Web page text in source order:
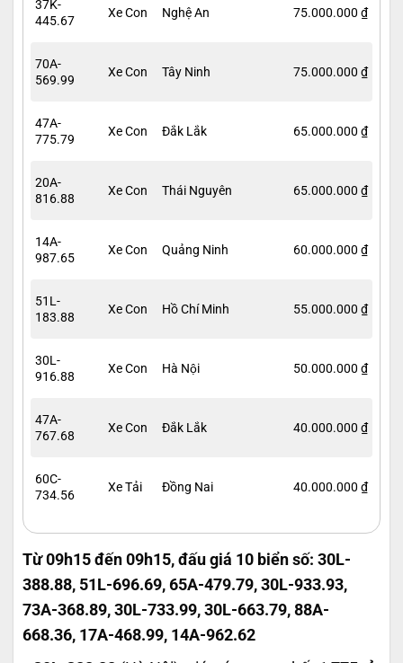
37K-
445.67
Xe Con Nghệ An 75.000.000 ₫
70A-
569.99
Xe Con Tây Ninh 75.000.000 ₫
47A-
775.79
Xe Con Đắk Lắk 65.000.000 ₫
20A-
816.88
Xe Con Thái Nguyên 65.000.000 ₫
14A-
987.65
Xe Con Quảng Ninh 60.000.000 ₫
51L-
183.88
Xe Con Hồ Chí Minh 55.000.000 ₫
30L-
916.88
Xe Con Hà Nội 50.000.000 ₫
47A-
767.68
Xe Con Đắk Lắk 40.000.000 ₫
60C-
734.56
Xe Tải Đồng Nai 40.000.000 ₫
Từ 09h15 đến 09h15, đấu giá 10 biển số: 30L-
388.88, 51L-696.69, 65A-479.79, 30L-933.93,
73A-368.89, 30L-733.99, 30L-663.79, 88A-
668.36, 17A-468.99, 14A-962.62